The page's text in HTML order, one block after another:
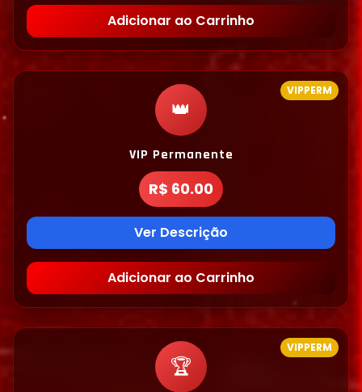
Adicionar ao Carrinho
VIPPERM
👑
VIP Permanente
R$ 60.00
Ver Descrição
Adicionar ao Carrinho
VIPPERM
🏆